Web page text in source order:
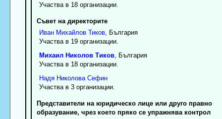
Участва в 18 организации.
Съвет на директорите
Иван Михайлов Тиков, България
Участва в 19 организации.
Михаил Николов Тиков, България
Участва в 18 организации.
Надя Николова Сефин
Участва в 3 организации.
Представители на юридическо лице или друго правно
образувание, чрез което пряко се упражнява контрол